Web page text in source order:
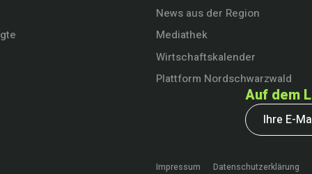
News aus der Region
Mediathek
Wirtschaftskalender
Plattform Nordschwarzwald
Auf dem
Impressum
Datenschutzerklärung